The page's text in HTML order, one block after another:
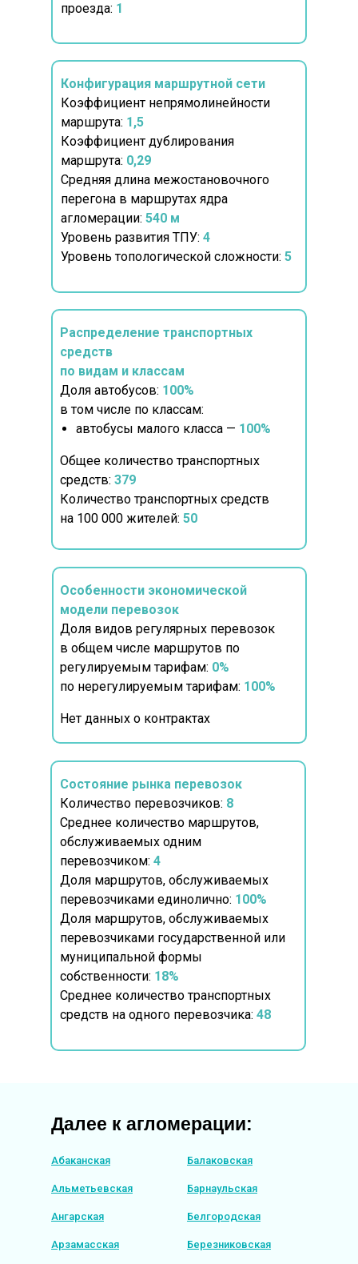
проезда: 1
Конфигурация маршрутной сети
Коэффициент непрямолинейности
маршрута: 1,5
Коэффициент дублирования
маршрута: 0,29
Средняя длина межостановочного
перегона в маршрутах ядра
агломерации: 540 м
Уровень развития ТПУ: 4
Уровень топологической сложности: 5
Распределение транспортных
средств
по видам и классам
Доля автобусов: 100%
в том числе по классам:
автобусы малого класса — 100%
Общее количество транспортных
средств: 379
Количество транспортных средств
на 100 000 жителей: 50
Особенности экономической
модели перевозок
Доля видов регулярных перевозок
в общем числе маршрутов по
регулируемым тарифам: 0%
по нерегулируемым тарифам: 100%
Состояние рынка перевозок
Количество перевозчиков: 8
Среднее количество маршрутов,
обслуживаемых одним
перевозчиком: 4
Доля маршрутов, обслуживаемых
перевозчиками единолично: 100%
Доля маршрутов, обслуживаемых
перевозчиками государственной или
муниципальной формы
собственности: 18%
Среднее количество транспортных
средств на одного перевозчика: 48
Нет данных о контрактах
Альметьевская
Ангарская
Арзамасская
Абаканская Балаковская
Барнаульская
Белгородская
Березниковская
Далее к агломерации: